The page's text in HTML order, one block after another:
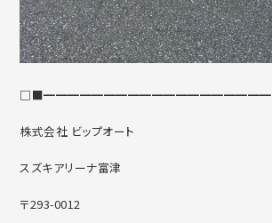
□■━━━━━━━━━━━━━━━━━━━
株式会社 ビップオート
スズキアリーナ富津
〒293-0012